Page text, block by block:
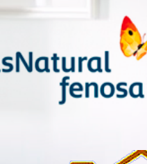
conserto de
conserto de
conserto
conserto de
conserto
conserto de
manutenção
conserto de